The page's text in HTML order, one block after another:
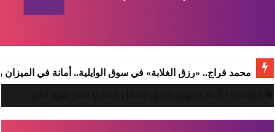
محمد فراج.. «رزق الغلابة» في سوق الوايلية.. أمانة في